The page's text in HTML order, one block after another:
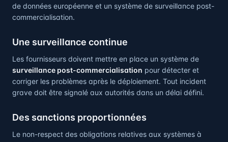
de données européenne et un système de surveillance post-
commercialisation.
Une surveillance continue
Les fournisseurs doivent mettre en place un système de
surveillance post-commercialisation pour détecter et
corriger les problèmes après le déploiement. Tout incident
grave doit être signalé aux autorités dans un délai défini.
Des sanctions proportionnées
Le non-respect des obligations relatives aux systèmes à